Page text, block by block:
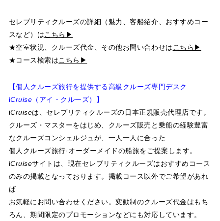
セレブリティクルーズの詳細（魅力、客船紹介、おすすめコー
スなど）はこちら▶
★空室状況、クルーズ代金、その他お問い合わせはこちら▶
★コース検索はこちら▶
【個人クルーズ旅行を提供する高級クルーズ専門デスク
iCruise （アイ・クルーズ）】
iCruiseは、セレブリティクルーズの日本正規販売代理店です。
クルーズ・マスターをはじめ、クルーズ販売と乗船の経験豊富
なクルーズコンシェルジュが、一人一人に合った
個人クルーズ旅行·オーダーメイドの船旅をご提案します。
iCruiseサイトは、現在セレブリティクルーズはおすすめコース
のみの掲載となっております。掲載コース以外でご希望があれ
ば
お気軽にお問い合わせください。変動制のクルーズ代金はもち
ろん、期間限定のプロモーションなどにも対応しています。